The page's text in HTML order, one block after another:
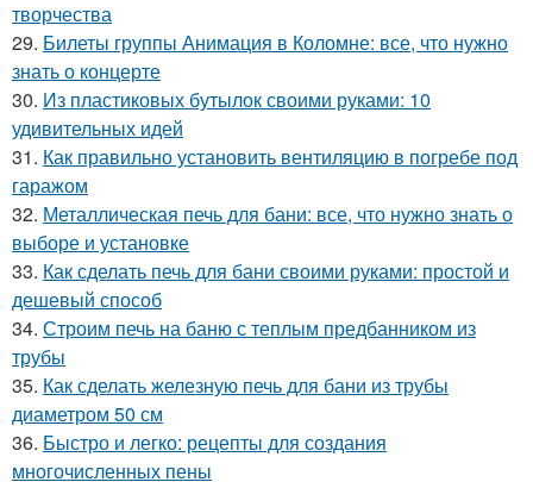
творчества
29. Билеты группы Анимация в Коломне: все, что нужно
знать о концерте
30. Из пластиковых бутылок своими руками: 10
удивительных идей
31. Как правильно установить вентиляцию в погребе под
гаражом
32. Металлическая печь для бани: все, что нужно знать о
выборе и установке
33. Как сделать печь для бани своими руками: простой и
дешевый способ
34. Строим печь на баню с теплым предбанником из
трубы
35. Как сделать железную печь для бани из трубы
диаметром 50 см
36. Быстро и легко: рецепты для создания
многочисленных пены